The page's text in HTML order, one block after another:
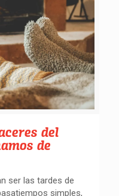
del
de
ser las tardes de
simples,